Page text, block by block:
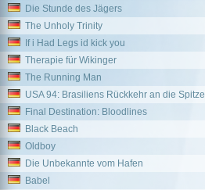
Die Stunde des Jägers
The Unholy Trinity
If i Had Legs id kick you
Therapie für Wikinger
The Running Man
USA 94: Brasiliens Rückkehr an die Spitze
Final Destination: Bloodlines
Black Beach
Oldboy
Die Unbekannte vom Hafen
Babel